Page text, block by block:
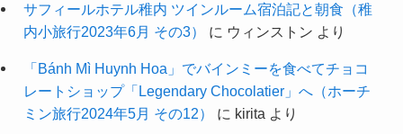
サフィールホテル稚内 ツインルーム宿泊記と朝食（稚
内小旅行2023年6月 その3）
に ウィンストン より
「Bánh Mì Huynh Hoa」でバインミーを食べてチョコ
レートショップ「Legendary Chocolatier」へ（ホーチ
ミン旅行2024年5月 その12）
に kirita より